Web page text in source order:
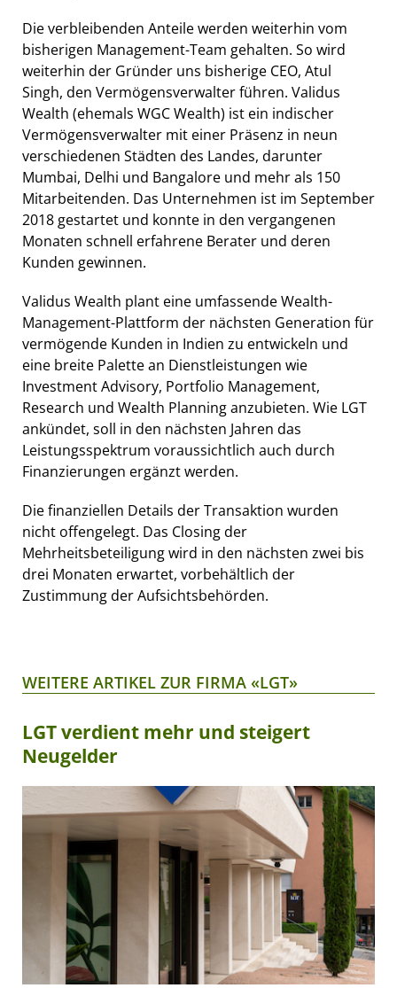
Die verbleibenden Anteile werden weiterhin vom
bisherigen Management-Team gehalten. So wird
weiterhin der Gründer uns bisherige CEO, Atul
Singh, den Vermögensverwalter führen. Validus
Wealth (ehemals WGC Wealth) ist ein indischer
Vermögensverwalter mit einer Präsenz in neun
verschiedenen Städten des Landes, darunter
Mumbai, Delhi und Bangalore und mehr als 150
Mitarbeitenden. Das Unternehmen ist im September
2018 gestartet und konnte in den vergangenen
Monaten schnell erfahrene Berater und deren
Kunden gewinnen.
Validus Wealth plant eine umfassende Wealth-
Management-Plattform der nächsten Generation für
vermögende Kunden in Indien zu entwickeln und
eine breite Palette an Dienstleistungen wie
Investment Advisory, Portfolio Management,
Research und Wealth Planning anzubieten. Wie LGT
ankündet, soll in den nächsten Jahren das
Leistungsspektrum voraussichtlich auch durch
Finanzierungen ergänzt werden.
Die finanziellen Details der Transaktion wurden
nicht offengelegt. Das Closing der
Mehrheitsbeteiligung wird in den nächsten zwei bis
drei Monaten erwartet, vorbehältlich der
Zustimmung der Aufsichtsbehörden.
WEITERE ARTIKEL ZUR FIRMA «LGT»
LGT verdient mehr und steigert
Neugelder